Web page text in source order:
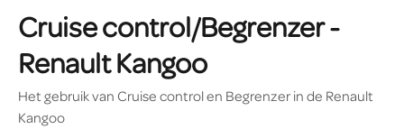
Cruise control/Begrenzer -
Renault Kangoo
Het gebruik van Cruise control en Begrenzer in de Renault
Kangoo